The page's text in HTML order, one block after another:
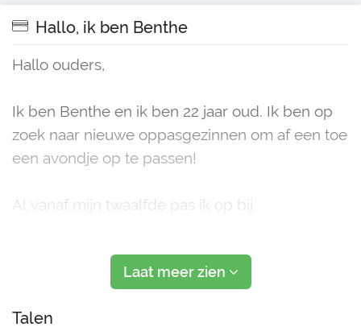
Hallo, ik ben Benthe
Hallo ouders,
Ik ben Benthe en ik ben 22 jaar oud. Ik ben op
zoek naar nieuwe oppasgezinnen om af een toe
een avondje op te passen!
Al vanaf mijn twaalfde pas ik op bij
leeftijden (2 maanden-12 jaar). Doordat mijn
moeder in het basisonderwijs werkte en ik haar
omgaan. Daarnaast ben ik ook een jaar au
Laat meer zien
Talen